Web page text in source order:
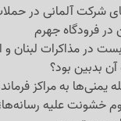
شرکت آلمانی در
فرودگاه جهرم
در مذاکرات لبنان و
آن بدبین بود؟
یمنی‌ها به مراکز
خشونت علیه